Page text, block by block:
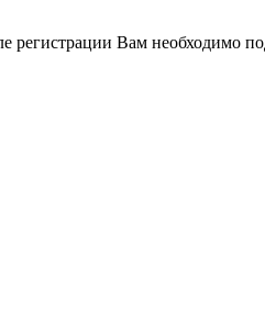
Вам необходимо